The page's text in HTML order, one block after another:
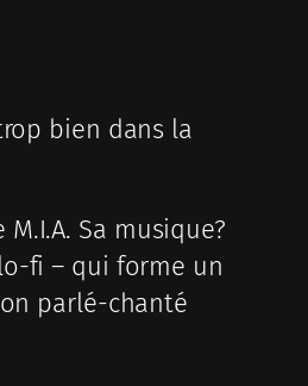
bien dans la
Sa musique?
fi – qui forme un
parlé-chanté